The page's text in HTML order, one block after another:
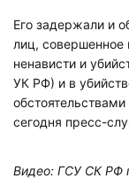
Его задержали и
лиц, совершенное
ненависти и
УК РФ) и в
сегодня пресс-
Видео: ГСУ СК РФ